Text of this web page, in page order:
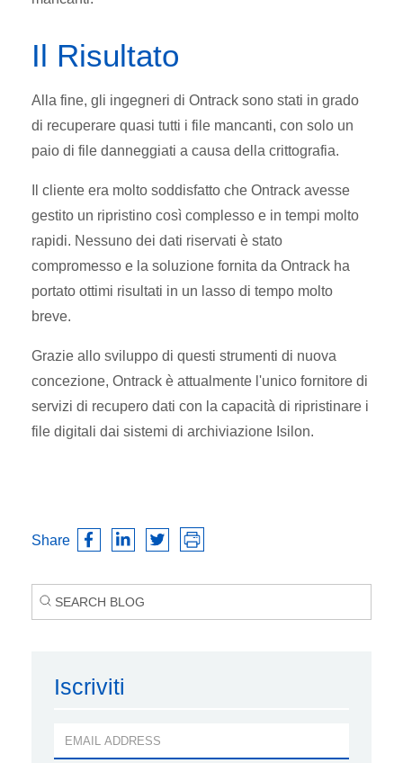
Il Risultato
Alla fine, gli ingegneri di Ontrack sono stati in grado
di recuperare quasi tutti i file mancanti, con solo un
paio di file danneggiati a causa della crittografia.
Il cliente era molto soddisfatto che Ontrack avesse
gestito un ripristino così complesso e in tempi molto
rapidi. Nessuno dei dati riservati è stato
compromesso e la soluzione fornita da Ontrack ha
portato ottimi risultati in un lasso di tempo molto
breve.
Grazie allo sviluppo di questi strumenti di nuova
concezione, Ontrack è attualmente l'unico fornitore di
servizi di recupero dati con la capacità di ripristinare i
file digitali dai sistemi di archiviazione Isilon.
Share
Iscriviti